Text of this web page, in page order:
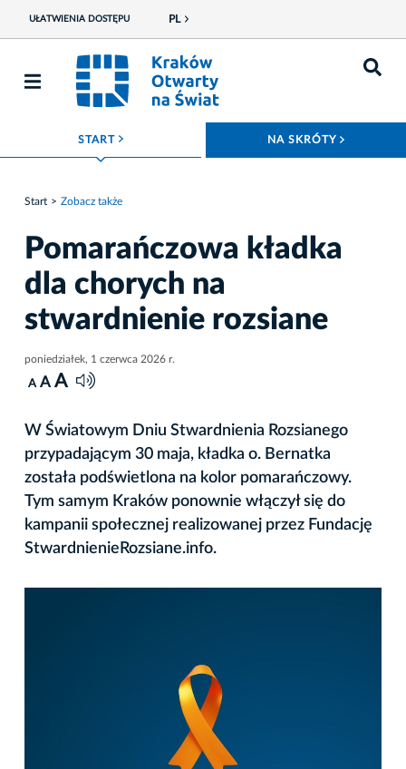
UŁATWIENIA DOSTĘPU PL
START ROZWIŃ MENU NA SKRÓTY
Start Zobacz także
Pomarańczowa kładka
dla chorych na
stwardnienie rozsiane
poniedziałek, 1 czerwca 2026 r.
A A A
W Światowym Dniu Stwardnienia Rozsianego
przypadającym 30 maja, kładka o. Bernatka
została podświetlona na kolor pomarańczowy.
Tym samym Kraków ponownie włączył się do
kampanii społecznej realizowanej przez Fundację
StwardnienieRozsiane.info.